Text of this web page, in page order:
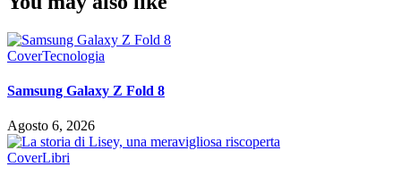
CoverTecnologia
Samsung Galaxy Z Fold 8
Agosto 6, 2026
CoverLibri